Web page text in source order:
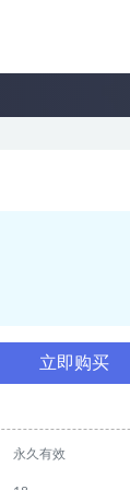
立即购买
永久有效